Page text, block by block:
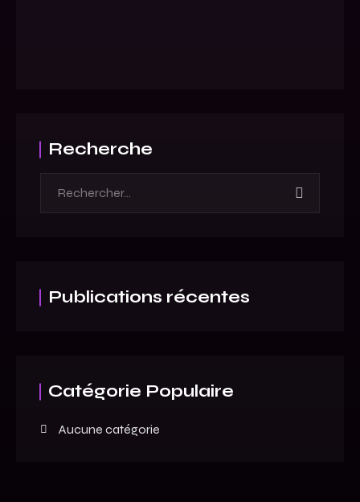
Recherche
Publications récentes
Catégorie Populaire
Aucune catégorie